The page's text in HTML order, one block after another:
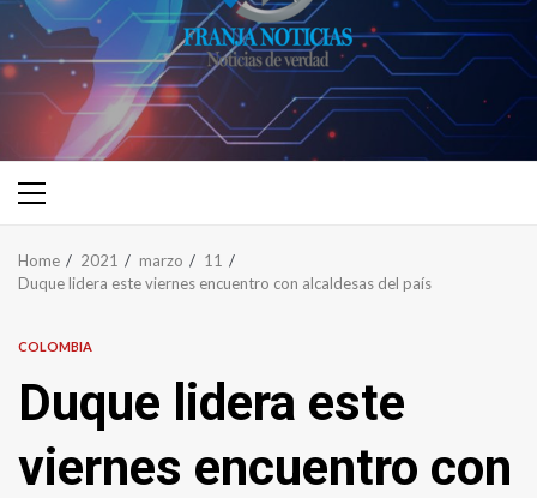
Home 2021 marzo
11
Duque lidera este viernes encuentro con alcaldesas del país
COLOMBIA
Duque lidera este
viernes encuentro con